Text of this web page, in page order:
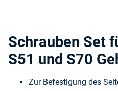
Schrauben Set
S51 und S70
Zur Befestigung des